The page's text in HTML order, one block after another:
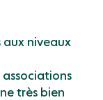
niveaux
associations
très bien